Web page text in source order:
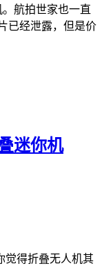
航拍世家也一直
已经泄露，但是价
迷你机
觉得折叠无人机其